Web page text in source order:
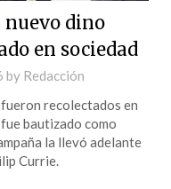
dino
en sociedad
by Redacción
recolectados en
bautizado como
la llevó adelante
Currie.